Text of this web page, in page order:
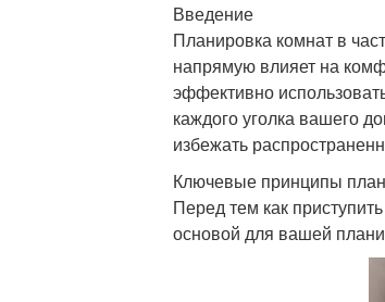
Введение
Планировка комнат в
напрямую влияет на
эффективно
каждого уголка вашего
избежать
Ключевые принципы
Перед тем как
основой для вашей